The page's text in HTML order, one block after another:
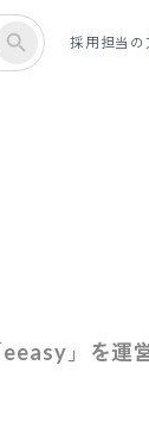
採用担当の
」を運